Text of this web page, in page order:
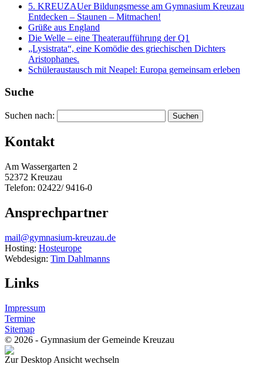
5. KREUZAUer Bildungsmesse am Gymnasium Kreuzau
Entdecken – Staunen – Mitmachen!
Grüße aus England
Die Welle – eine Theateraufführung der Q1
„Lysistrata“, eine Komödie des griechischen Dichters
Aristophanes.
Schüleraustausch mit Neapel: Europa gemeinsam erleben
Suche
Suchen nach:
Kontakt
Am Wassergarten 2
52372 Kreuzau
Telefon: 02422/ 9416-0
Ansprechpartner
mail@gymnasium-kreuzau.de
Hosting: Hosteurope
Webdesign: Tim Dahlmanns
Links
Impressum
Termine
Sitemap
© 2026 - Gymnasium der Gemeinde Kreuzau
Zur Desktop Ansicht wechseln